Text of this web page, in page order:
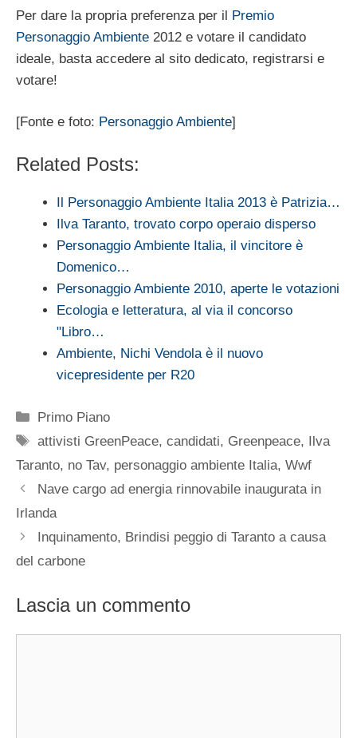
Per dare la propria preferenza per il Premio
Personaggio Ambiente 2012 e votare il candidato
ideale, basta accedere al sito dedicato, registrarsi e
votare!
[Fonte e foto: Personaggio Ambiente]
Related Posts:
Il Personaggio Ambiente Italia 2013 è Patrizia…
Ilva Taranto, trovato corpo operaio disperso
Personaggio Ambiente Italia, il vincitore è
Domenico…
Personaggio Ambiente 2010, aperte le votazioni
Ecologia e letteratura, al via il concorso
"Libro…
Ambiente, Nichi Vendola è il nuovo
vicepresidente per R20
Categorie
Primo Piano
Tag
attivisti GreenPeace,candidati, Greenpeace, Ilva
Taranto, no Tav, personaggio ambiente Italia, Wwf
Nave cargo ad energia rinnovabile inaugurata in
Irlanda
Inquinamento, Brindisi peggio di Taranto a causa
del carbone
Lascia un commento